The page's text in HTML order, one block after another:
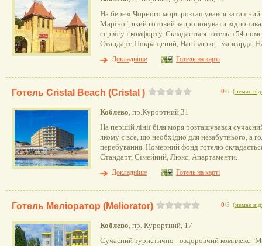
На березі Чорного моря розташувався затишний
Маріно", який готовий запропонувати
сервісу і комфорту. Складається готель з 54
Стандарт, Покращений, Напівлюкс - мансарда,
Докладніше
Готель на карті
0/5 (немає
Готель Cristal Beach (Cristal )
Коблево, пр.Курортний,31
На першій лінії біля моря розташувався
якому є все, що необхідно для незабутнього, а
перебування. Номерний фонд готелю
Стандарт, Сімейний, Люкс, Апартаменти.
Докладніше
Готель на карті
0/5 (немає
Готель Меліоратор (Meliorator)
Коблево, пр. Курортний, 17
Сучасний туристично - оздоровчий комплекс